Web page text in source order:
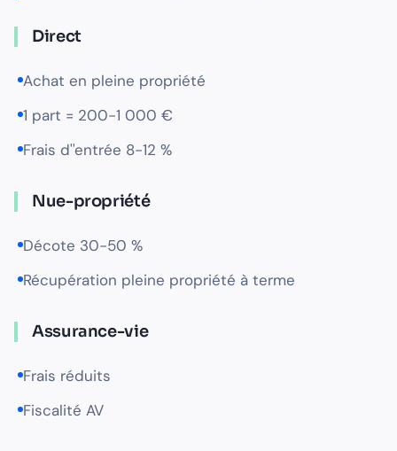
Direct
Achat en pleine propriété
1 part = 200-1 000 €
Frais d''entrée 8-12 %
Nue-propriété
Décote 30-50 %
Récupération pleine propriété à terme
Assurance-vie
Frais réduits
Fiscalité AV